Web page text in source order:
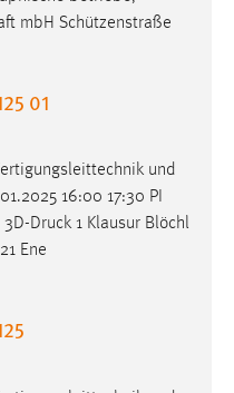
mbH Schützenstraße
01
und
16:00 17:30 PI
Druck 1 Klausur Blöchl
Ene